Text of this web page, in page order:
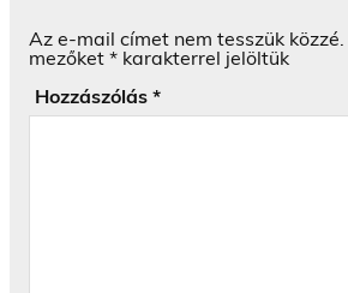
Az e-mail címet nem tesszük közzé.
mezőket * karakterrel jelöltük
Hozzászólás *